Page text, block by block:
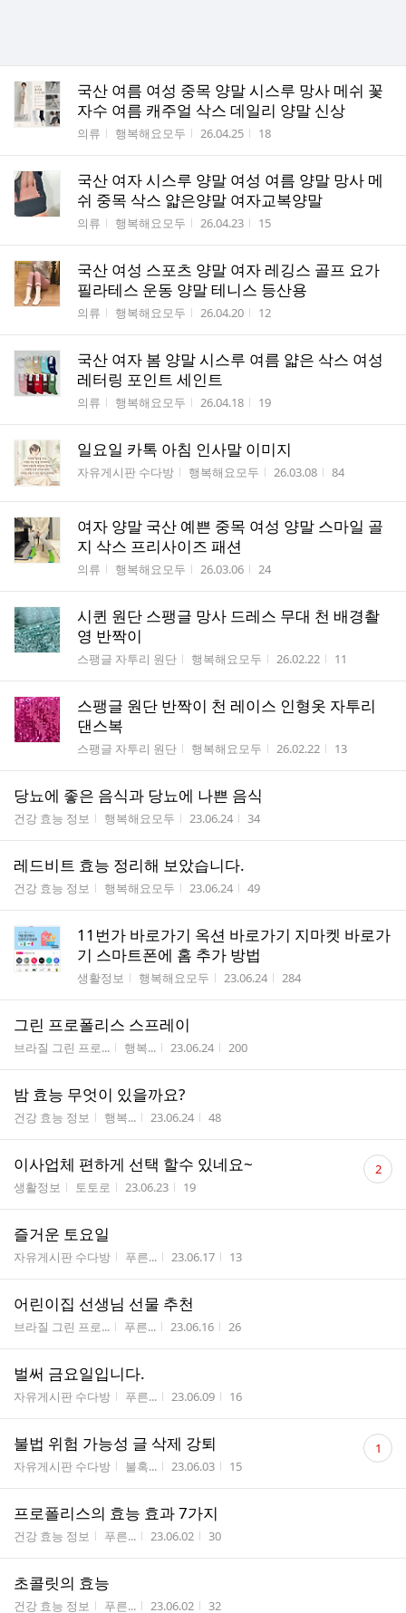
국산 여름 여성 중목 양말 시스루 망사 메쉬 꽃
자수 여름 캐주얼 삭스 데일리 양말 신상
게시판명
의류 작성자
행복해요모두 작성시간
26.04.25 조회수
18
국산 여자 시스루 양말 여성 여름 양말 망사 메
쉬 중목 삭스 얇은양말 여자교복양말
게시판명
의류 작성자
행복해요모두 작성시간
26.04.23 조회수
15
국산 여성 스포츠 양말 여자 레깅스 골프 요가
필라테스 운동 양말 테니스 등산용
게시판명
의류 작성자
행복해요모두 작성시간
26.04.20 조회수
12
국산 여자 봄 양말 시스루 여름 얇은 삭스 여성
레터링 포인트 세인트
게시판명
의류 작성자
행복해요모두 작성시간
26.04.18 조회수
19
일요일 카톡 아침 인사말 이미지
게시판명
자유게시판 수다방 작성자
행복해요모두 작성시간
26.03.08 조회수
84
여자 양말 국산 예쁜 중목 여성 양말 스마일 골
지 삭스 프리사이즈 패션
게시판명
의류 작성자
행복해요모두 작성시간
26.03.06 조회수
24
시퀸 원단 스팽글 망사 드레스 무대 천 배경촬
영 반짝이
게시판명
스팽글 자투리 원단 작성자
행복해요모두 작성시간
26.02.22 조회수
11
스팽글 원단 반짝이 천 레이스 인형옷 자투리
댄스복
게시판명
스팽글 자투리 원단 작성자
행복해요모두 작성시간
26.02.22 조회수
13
당뇨에 좋은 음식과 당뇨에 나쁜 음식
게시판명
건강 효능 정보 작성자
행복해요모두 작성시간
23.06.24 조회수
34
레드비트 효능 정리해 보았습니다.
게시판명
건강 효능 정보 작성자
행복해요모두 작성시간
23.06.24 조회수
49
11번가 바로가기 옥션 바로가기 지마켓 바로가
기 스마트폰에 홈 추가 방법
게시판명
생활정보 작성자
행복해요모두 작성시간
23.06.24 조회수
284
그린 프로폴리스 스프레이
게시판명
브라질 그린 프로... 작성자
행복... 작성시간
23.06.24 조회수
200
밤 효능 무엇이 있을까요?
게시판명
건강 효능 정보 작성자
행복... 작성시간
23.06.24 조회수
48
이사업체 편하게 선택 할수 있네요~
게시판명
생활정보 작성자
토토로 작성시간
23.06.23 조회수
19
댓
글 2
즐거운 토요일
게시판명
자유게시판 수다방 작성자
푸른... 작성시간
23.06.17 조회수
13
어린이집 선생님 선물 추천
게시판명
브라질 그린 프로... 작성자
푸른... 작성시간
23.06.16 조회수
26
벌써 금요일입니다.
게시판명
자유게시판 수다방 작성자
푸른... 작성시간
23.06.09 조회수
16
불법 위험 가능성 글 삭제 강퇴
게시판명
자유게시판 수다방 작성자
불혹... 작성시간
23.06.03 조회수
15
댓
글 1
프로폴리스의 효능 효과 7가지
게시판명
건강 효능 정보 작성자
푸른... 작성시간
23.06.02 조회수
30
초콜릿의 효능
게시판명
건강 효능 정보 작성자
푸른... 작성시간
23.06.02 조회수
32